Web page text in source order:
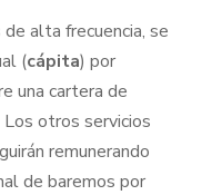
alta frecuencia, se
(cápita) por
una cartera de
Los otros servicios
remunerando
de baremos por